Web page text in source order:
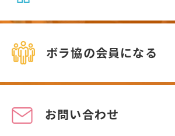
ボラ協の会員になる
お問い合わせ